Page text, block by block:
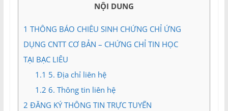
NỘI DUNG
1 THÔNG BÁO CHIÊU SINH CHỨNG CHỈ ỨNG
DỤNG CNTT CƠ BẢN – CHỨNG CHỈ TIN HỌC
TẠI BẠC LIÊU
1.1 5. Địa chỉ liên hệ
1.2 6. Thông tin liên hệ
2 ĐĂNG KÝ THÔNG TIN TRỰC TUYẾN